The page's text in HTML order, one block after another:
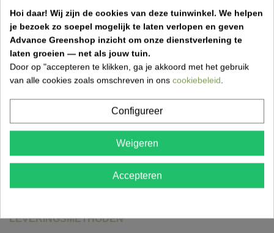
✓ Eigen klantenservice
✓Levering in heel België
✓Klantenbeoordeling 9.5/10
LEVERINGSMETHODEN
Hoi daar! Wij zijn de cookies van deze tuinwinkel. We helpen
je bezoek zo soepel mogelijk te laten verlopen en geven
Advance Greenshop inzicht om onze dienstverlening te
laten groeien — net als jouw tuin.
Door op "accepteren te klikken, ga je akkoord met het gebruik
van alle cookies zoals omschreven in ons cookiebeleid
Configureer
Weigeren
Accepteren